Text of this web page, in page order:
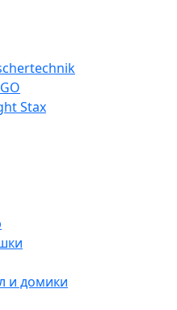
Stax
и домики